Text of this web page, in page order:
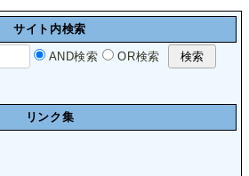
サイト内検索
AND検索 OR検索
リンク集